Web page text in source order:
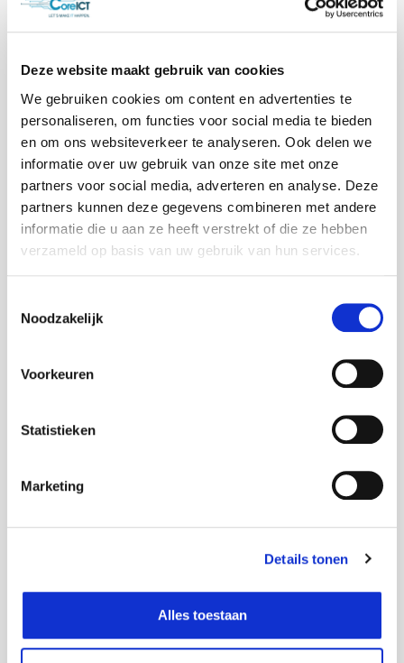
Deze website maakt gebruik van cookies
We gebruiken cookies om content en advertenties te
personaliseren, om functies voor social media te bieden
en om ons websiteverkeer te analyseren. Ook delen we
informatie over uw gebruik van onze site met onze
partners voor social media, adverteren en analyse. Deze
partners kunnen deze gegevens combineren met andere
informatie die u aan ze heeft verstrekt of die ze hebben
verzameld op basis van uw gebruik van hun services.
Noodzakelijk
Voorkeuren
Statistieken
Marketing
Details tonen
Alles toestaan
IT Infrastructure &
Solutions